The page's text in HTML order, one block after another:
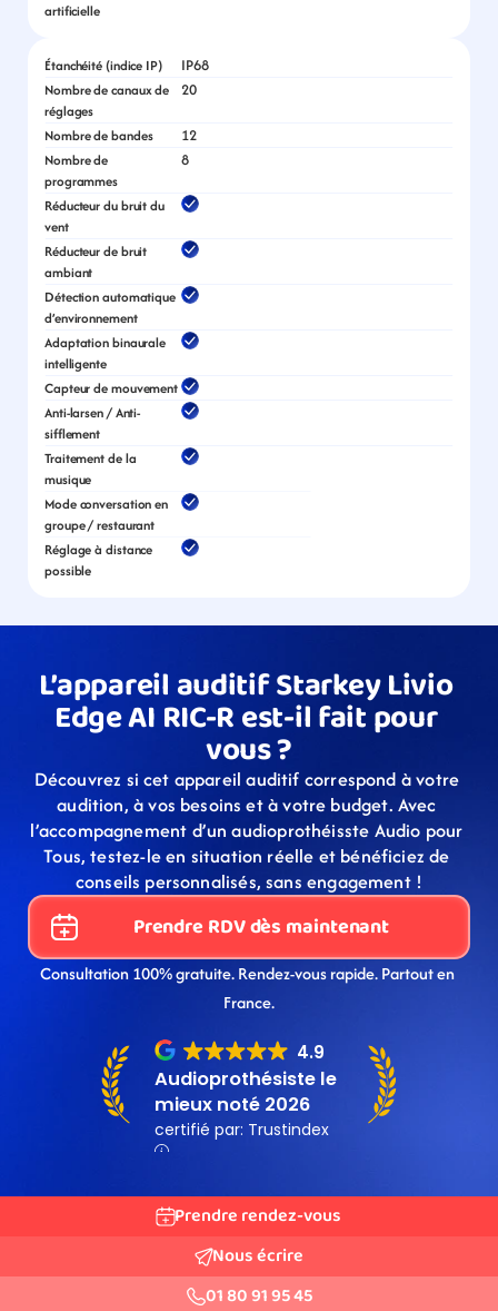
artificielle
Étanchéité (indice IP) IP68
Nombre de canaux de
réglages
20
Nombre de bandes 12
Nombre de
programmes
8
Réducteur du bruit du
vent
Réducteur de bruit
ambiant
Détection automatique
d’environnement
Adaptation binaurale
intelligente
Capteur de mouvement
Anti-larsen / Anti-
sifflement
Traitement de la
musique
Mode conversation en
groupe / restaurant
Réglage à distance
possible
L’appareil auditif Starkey Livio
Edge AI RIC-R est-il fait pour
vous ?
Découvrez si cet appareil auditif correspond à votre
audition, à vos besoins et à votre budget. Avec
l’accompagnement d’un audioprothéisste Audio pour
Tous, testez-le en situation réelle et bénéficiez de
conseils personnalisés, sans engagement !
Prendre RDV dès maintenant
Consultation 100% gratuite. Rendez-vous rapide. Partout en
France.
Prendre rendez-vous
Nous écrire
01 80 91 95 45